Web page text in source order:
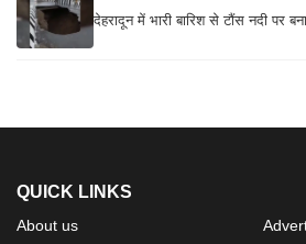
देहरादून में भारी बारिश से टौंस नदी पर
QUICK LINKS
About us